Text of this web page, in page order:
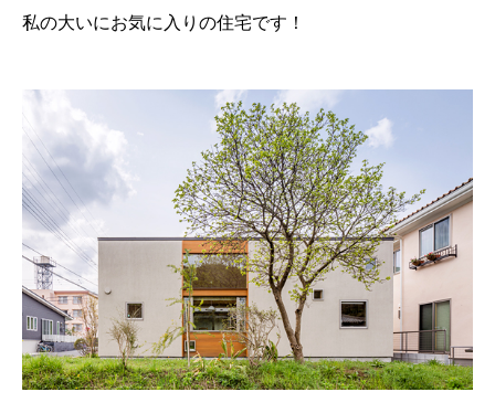
私の大いにお気に入りの住宅です！